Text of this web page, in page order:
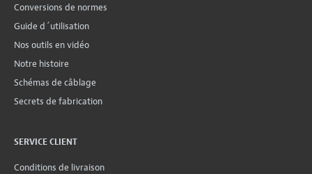
Conversions de normes
Guide d´utilisation
Nos outils en vidéo
Notre histoire
Schémas de câblage
Secrets de fabrication
SERVICE CLIENT
Conditions de livraison